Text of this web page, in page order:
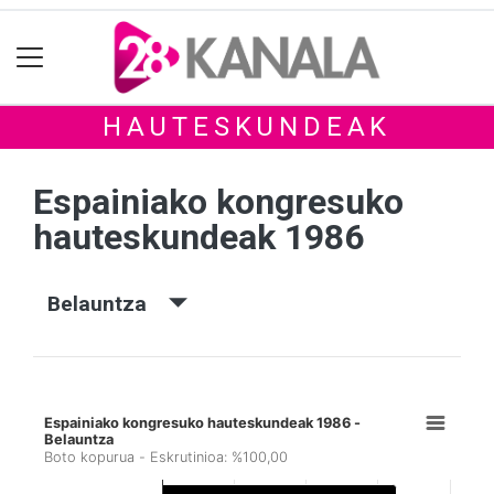
HAUTESKUNDEAK
Espainiako kongresuko
hauteskundeak 1986
Belauntza
Espainiako kongresuko hauteskundeak 1986 -
Belauntza
Boto kopurua - Eskrutinioa: %100,00